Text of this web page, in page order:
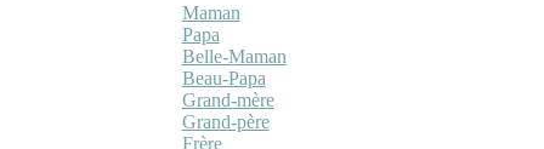
Maman
Papa
Belle-Maman
Beau-Papa
Grand-mère
Grand-père
Frère